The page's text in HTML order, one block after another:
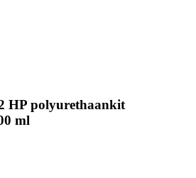
HP polyurethaankit
ml